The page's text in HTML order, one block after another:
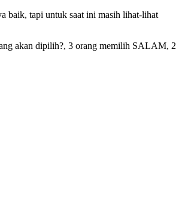
baik, tapi untuk saat ini masih lihat-lihat
akan dipilih?, 3 orang memilih SALAM, 2